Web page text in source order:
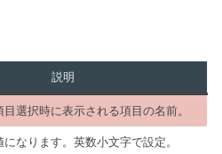
説明
選択時に表示される項目の名前。
なります。英数小文字で設定。